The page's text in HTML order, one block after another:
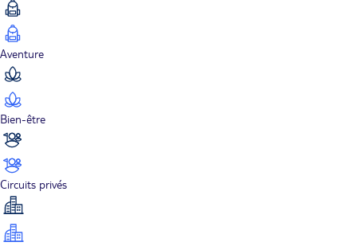
Aventure
Bien-être
Circuits privés